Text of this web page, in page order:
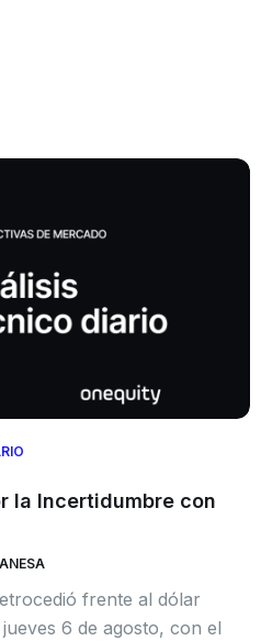
la Incertidumbre con
frente al dólar
6 de agosto, con el